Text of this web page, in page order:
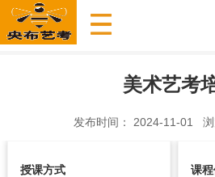
美术艺考
发布时间： 2024-11-01
授课方式 课